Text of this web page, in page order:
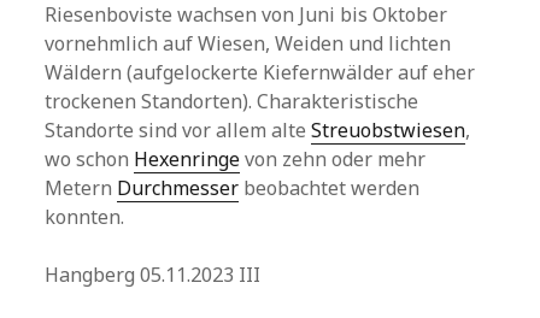
Riesenboviste wachsen von Juni bis Oktober
vornehmlich auf Wiesen, Weiden und lichten
Wäldern (aufgelockerte Kiefernwälder auf eher
trockenen Standorten). Charakteristische
Standorte sind vor allem alteStreuobstwiesen,
wo schon Hexenringevon zehn oder mehr
Metern Durchmesser beobachtet werden
konnten.
Hangberg 05.11.2023 III